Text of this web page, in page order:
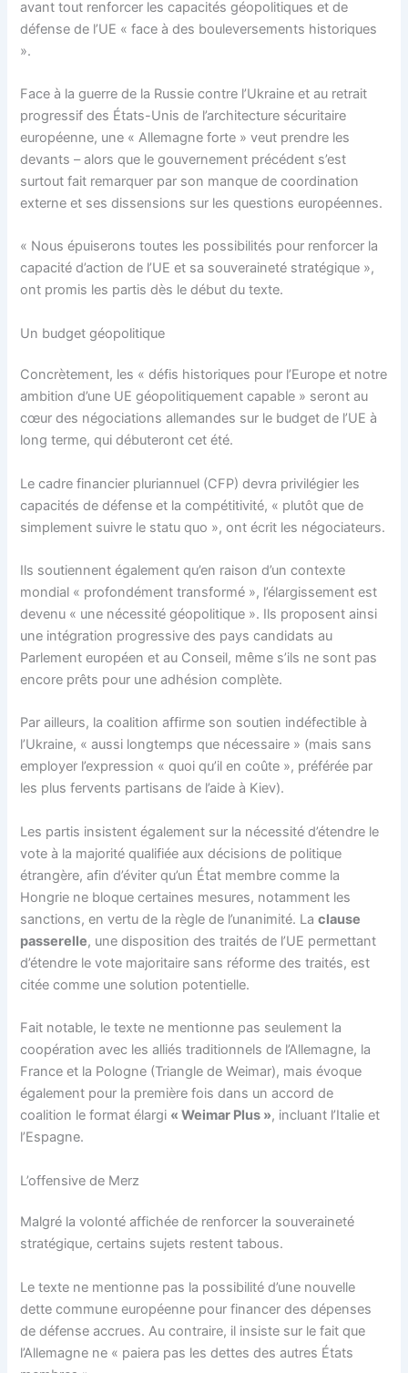
avant tout renforcer les capacités géopolitiques et de
défense de l’UE « face à des bouleversements historiques
».
Face à la guerre de la Russie contre l’Ukraine et au retrait
progressif des États-Unis de l’architecture sécuritaire
européenne, une « Allemagne forte » veut prendre les
devants – alors que le gouvernement précédent s’est
surtout fait remarquer par son manque de coordination
externe et ses dissensions sur les questions européennes.
« Nous épuiserons toutes les possibilités pour renforcer la
capacité d’action de l’UE et sa souveraineté stratégique »,
ont promis les partis dès le début du texte.
Un budget géopolitique
Concrètement, les « défis historiques pour l’Europe et notre
ambition d’une UE géopolitiquement capable » seront au
cœur des négociations allemandes sur le budget de l’UE à
long terme, qui débuteront cet été.
Le cadre financier pluriannuel (CFP) devra privilégier les
capacités de défense et la compétitivité, « plutôt que de
simplement suivre le statu quo », ont écrit les négociateurs.
Ils soutiennent également qu’en raison d’un contexte
mondial « profondément transformé », l’élargissement est
devenu « une nécessité géopolitique ». Ils proposent ainsi
une intégration progressive des pays candidats au
Parlement européen et au Conseil, même s’ils ne sont pas
encore prêts pour une adhésion complète.
Par ailleurs, la coalition affirme son soutien indéfectible à
l’Ukraine, « aussi longtemps que nécessaire » (mais sans
employer l’expression « quoi qu’il en coûte », préférée par
les plus fervents partisans de l’aide à Kiev).
Les partis insistent également sur la nécessité d’étendre le
vote à la majorité qualifiée aux décisions de politique
étrangère, afin d’éviter qu’un État membre comme la
Hongrie ne bloque certaines mesures, notamment les
sanctions, en vertu de la règle de l’unanimité. Laclause
passerelle, une disposition des traités de l’UE permettant
d’étendre le vote majoritaire sans réforme des traités, est
citée comme une solution potentielle.
Fait notable, le texte ne mentionne pas seulement la
coopération avec les alliés traditionnels de l’Allemagne, la
France et la Pologne (Triangle de Weimar), mais évoque
également pour la première fois dans un accord de
coalition le format élargi « Weimar Plus », incluant l’Italie et
l’Espagne.
L’offensive de Merz
Malgré la volonté affichée de renforcer la souveraineté
stratégique, certains sujets restent tabous.
Le texte ne mentionne pas la possibilité d’une nouvelle
dette commune européenne pour financer des dépenses
de défense accrues. Au contraire, il insiste sur le fait que
l’Allemagne ne « paiera pas les dettes des autres États